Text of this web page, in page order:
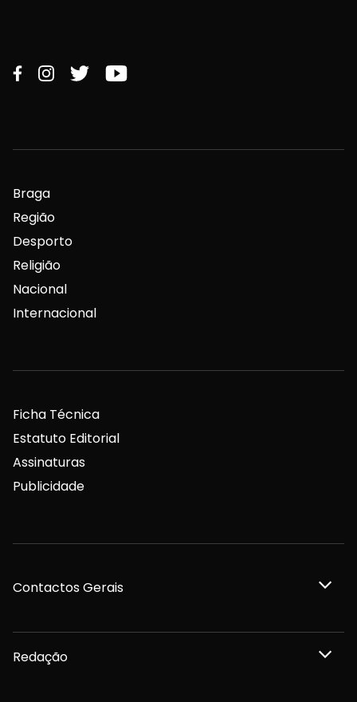
Braga
Região
Desporto
Religião
Nacional
Internacional
Ficha Técnica
Estatuto Editorial
Assinaturas
Publicidade
Contactos Gerais
Redação